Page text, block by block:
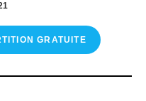
GRATUITE